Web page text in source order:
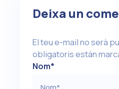
Deixa un
El teu e-mail no serà
obligatoris están
Nom*